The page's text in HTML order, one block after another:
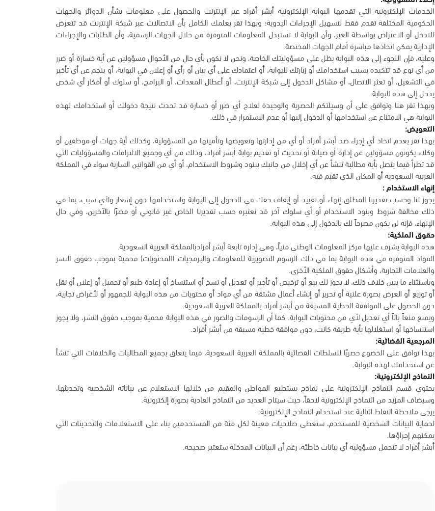
الخدمات الإلكترونية التي تقدمها البوابة الإلكترونية أبشر أفراد عبر الإنترنت والحصول على معلومات بشأن الدوائر والجهات
الحكومية المختلفة تقدم فقط لتسهيل الإجراءات اليدوية؛ وبهذا تقر بعلمك الكامل بأن الاتصالات عبر شبكة الإنترنت قد تتعرض
للتدخل أو الاعتراض بواسطة الغير، وأن البوابة لا تستبدل المعلومات المتوفرة من خلال الجهات الرسمية، وأن الطلبات والإجراءات
الإدارية يمكن اتخاذها مباشرة أمام الجهات المختصة.
وعليه، فإن اللجوء إلى هذه البوابة يظل على مسؤوليتك الخاصة، ونحن لا نكون بأي حال من الأحوال مسؤولين عن أية خسارة أو ضرر
من أي نوع قد تتكبده بسبب استخدامك أو زيارتك للبوابة، أو اعتمادك على أي بيان أو رأي أو إعلان في البوابة، أو ينجم عن أي تأخير
في التشغيل، أو تعثر الاتصال، أو مشاكل الدخول إلى شبكة الإنترنت، أو أعطال المعدات، أو البرامج، أو سلوك أو أفكار أي شخص
يدخل إلى هذه البوابة.
وبهذا تقر هنا وتوافق على أن وسيلتكم الحصرية والوحيدة لعلاج أي ضرر أو خسارة قد تحدث نتيجة دخولك أو استخدامك لهذه
البوابة هي الامتناع عن استخدامها أو الدخول إليها أو عدم الاستمرار في ذلك.
التعويض:
بهذا تقر بعدم اتخاذ أي إجراء ضد أبشر أفراد أو أي من إدارتها وتعويضها وتأمينها من المسؤولية، وكذلك أية جهات أو موظفين أو
وكلاء يكونون مسؤولين عن إدارة أو صيانة أو تحديث أو تقديم بوابة أبشر أفراد، وذلك من أي وجميع الالتزامات والمسؤوليات التي
قد تطرأ فيما يتصل بأية مطالبة تنشأ عن أي إخلال من جانبك ببنود وشروط الاستخدام، أو أي من القوانين السارية سواء في المملكة
العربية السعودية أو المكان الذي تقيم فيه.
إنهاء الاستخدام :
يجوز لنا وحسب تقديرنا المطلق إنهاء أو تقييد أو إيقاف حقك في الدخول إلى البوابة واستخدامها دون إشعار ولأي سبب، بما في
ذلك مخالفة شروط وبنود الاستخدام أو أي سلوك آخر قد نعتبره حسب تقديرنا الخاص غير قانوني أو مضرًا بالآخرين، وفي حال
الإنهاء، فإنه لن يكون مصرحاً لك بالدخول إلى هذه البوابة.
حقوق الملكية:
هذه البوابة يشرف عليها مركز المعلومات الوطني فنياً، وهي إدارة تابعة أبشر أفرادبالمملكة العربية السعودية.
المواد المتوفرة في هذه البوابة بما في ذلك الرسوم التصويرية للمعلومات والبرمجيات (المحتويات) محمية بموجب حقوق النشر
والعلامات التجارية، وأشكال حقوق الملكية الأخرى.
وباستثناء ما يبين خلاف ذلك، لا يجوز لك بيع أو ترخيص أو تأجير أو تعديل أو نسخ أو استنساخ أو إعادة طبع أو تحميل أو إعلان أو نقل
أو توزيع أو العرض بصورة علنية أو تحرير أو إنشاء أعمال مشتقة من أي مواد أو محتويات من هذه البوابة للجمهور أو لأغراض تجارية،
دون الحصول على الموافقة الخطية المسبقة من أبشر أفراد بالمملكة العربية السعودية.
ويمنع منعاً باتاً أي تعديل لأي من محتويات البوابة. كما أن الرسومات والصور في هذه البوابة محمية بموجب حقوق النشر، ولا يجوز
استنساخها أو استغلالها بأية طريقة كانت، دون موافقة خطية مسبقة من أبشر أفراد.
المرجعية القضائية:
بهذا توافق على الخضوع حصريًا للسلطات القضائية بالمملكة العربية السعودية، فيما يتعلق بجميع المطالبات والخلافات التي تنشأ
عن استخدامك لهذه البوابة.
النماذج الإلكترونية:
يحتوي قسم النماذج الإلكترونية على نماذج يستطيع المواطن والمقيم من خلالها الاستعلام عن بياناته الشخصية وتحديثها،
وسيضاف المزيد من النماذج الإلكترونية لاحقاً، حيث سيتاح العديد من النماذج العادية بصورة إلكترونية.
يرجى ملاحظة النقاط التالية عند استخدام النماذج الإلكترونية:
لحماية البيانات الشخصية للمستخدم، ستعطى صلاحيات معينة لكل فئة من المستخدمين بناء على الاستعلامات والتحديثات التي
يمكنهم إجراؤها.
أبشر أفراد لا تتحمل مسؤولية أي بيانات خاطئة، رغم أن البيانات المدخلة ستعتبر صحيحة.